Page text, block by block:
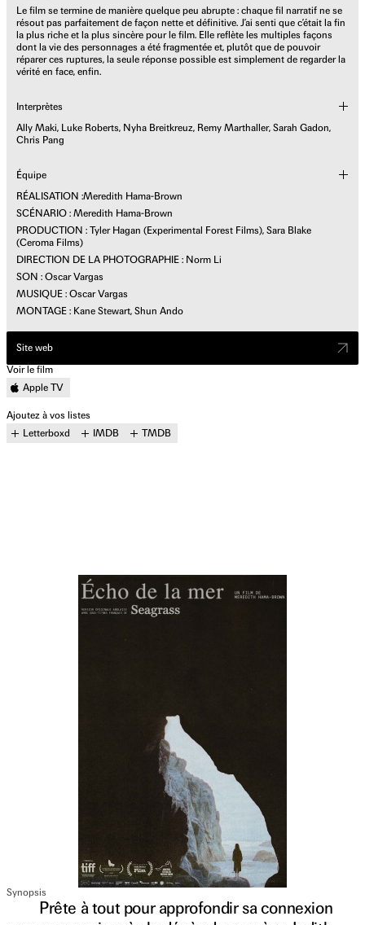
Le film se termine de manière quelque peu abrupte : chaque fil narratif ne se
résout pas parfaitement de façon nette et définitive. J’ai senti que c’était la fin
la plus riche et la plus sincère pour le film. Elle reflète les multiples façons
dont la vie des personnages a été fragmentée et, plutôt que de pouvoir
réparer ces ruptures, la seule réponse possible est simplement de regarder la
vérité en face, enfin.
Interprètes
Ally Maki, Luke Roberts, Nyha Breitkreuz, Remy Marthaller, Sarah Gadon,
Chris Pang
Équipe
RÉALISATION :Meredith Hama-Brown
SCÉNARIO : Meredith Hama-Brown
PRODUCTION : Tyler Hagan (Experimental Forest Films), Sara Blake
(Ceroma Films)
DIRECTION DE LA PHOTOGRAPHIE : Norm Li
SON : Oscar Vargas
MUSIQUE : Oscar Vargas
MONTAGE : Kane Stewart, Shun Ando
Site web
Voir le film
Apple TV
Ajoutez à vos listes
Letterboxd
IMDB TMDB
Synopsis
Prête à tout pour approfondir sa connexion